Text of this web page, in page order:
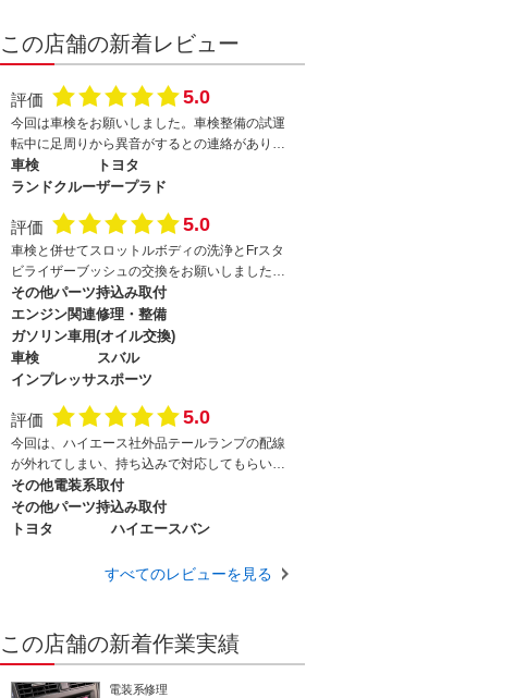
この店舗の新着レビュー
評価 5.0
今回は車検をお願いしました。車検整備の試運
転中に足周りから異音がするとの連絡があり、
原因としてはショックアブソーバーのナットが
緩んでおり、その隙間から金属音がしていると
ており進行すれば最悪の場合ショックアブソー
バーの切断及び交換が必要になる可能性があり
ました。今回は潤滑剤を塗布して頂きナットを
締め上げて作業出来たとの事で一安心。随時作
業内容を画像付きで詳しく説明して頂いたので
非常に分かり易かったです。個人的な意見です
が、自動車整備士はドクターだと思っていま
す。こちらの工場さんは名医揃いですね。自分
て運転したいですからね。次回も何かあれば宜
しくお願いします。
車検
トヨタ
ランドクルーザープラド
評価 5.0
車検と併せてスロットルボディの洗浄とFrスタ
ビライザーブッシュの交換をお願いしました。
いつもながら親切丁寧に対応して頂き、作業も
文句なし！お値段以上ですね。費用も予想より
安く済みました(^_^)v
その他パーツ持込み取付
エンジン関連修理・整備
ガソリン車用(オイル交換)
車検
スバル
インプレッサスポーツ
評価 5.0
今回は、ハイエース社外品テールランプの配線
が外れてしまい、持ち込みで対応してもらいま
した。他の業者では対応できず断られてしま
い、カーコンサルエコーさんではこころよく受
け入れてくれました。対応も丁寧かつ迅速で2日
清掃や、電装系の説明を丁寧に教えていただ
その他電装系取付
その他パーツ持込み取付
トヨタ
ハイエースバン
すべてのレビューを見る
この店舗の新着作業実績
電装系修理